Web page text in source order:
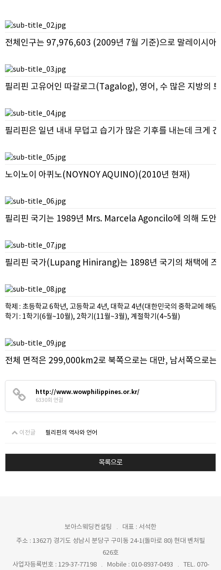
전체인구는 97,976,603 (2009년 7월 기준)으로 말레이시아
필리핀 고유어인 따갈로그(Tagalog), 영어, 수 많은 지방의
필리핀은 일년 내내 무덥고 습기가 많은 기후를 내는데 크게
노이노이 아퀴노(NOYNOY AQUINO)(2010년 현재)
필리핀 국기는 1989년 Mrs. Marcela Agoncilo에 의해 도안,
필리핀 국가(Lupang Hinirang)는 1898년 국기의 채택에 즈
학제 : 초등학교 6학년, 고등학교 4년, 대학교 4년(대한민국의 중학교에 해당
학기 : 1학기(6월~10월), 2학기(11월~3월), 계절학기(4~5월)
전체 면적은 299,000km2로 북쪽으로는 대만, 남서쪽으로는
http://www.wowphilippines.or.kr/
6330회 연결
이전글 필리핀의 역사와 언어
목록으로
보아스웨딩컨설팅
대표 : 서석한
주소 : 13627) 경기도 성남시 분당구 구미동 24-1(돌마로 80) 현대 벤처빌
626호
사업자등록번호 : 129-37-77198
Mobile : 010-8937-0493 TEL. 070-